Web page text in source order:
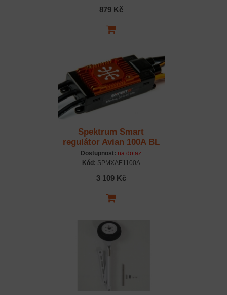
879 Kč
Spektrum Smart
regulátor Avian 100A BL
3-6S Verze A
Dostupnost: na dotaz
Kód: SPMXAE1100A
3 109 Kč